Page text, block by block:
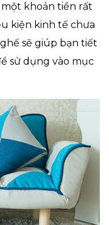
khoản tiền rất
kiện kinh tế chưa
sẽ giúp bạn tiết
sử dụng vào mục